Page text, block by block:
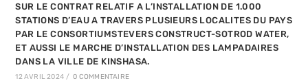
SUR LE CONTRAT RELATIF A L’INSTALLATION DE 1.000
STATIONS D’EAU A TRAVERS PLUSIEURS LOCALITES DU PAYS
PAR LE CONSORTIUMSTEVERS CONSTRUCT-SOTROD WATER,
ET AUSSI LE MARCHE D’INSTALLATION DES LAMPADAIRES
DANS LA VILLE DE KINSHASA.
12 AVRIL 2024 / 0 COMMENTAIRE